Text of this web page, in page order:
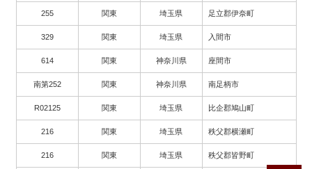
255 関東 埼玉県 足立郡伊奈町
329 関東 埼玉県 入間市
614 関東 神奈川県 座間市
南第252 関東 神奈川県 南足柄市
R02125 関東 埼玉県 比企郡鳩山町
216 関東 埼玉県 秩父郡横瀬町
216 関東 埼玉県 秩父郡皆野町